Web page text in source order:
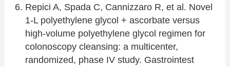
Repici A, Spada C, Cannizzaro R, et al. Novel
1-L polyethylene glycol + ascorbate versus
high-volume polyethylene glycol regimen for
colonoscopy cleansing: a multicenter,
randomized, phase IV study. Gastrointest